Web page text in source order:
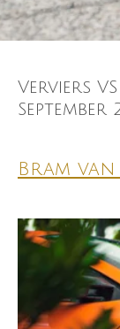
Verviers
September
Bram